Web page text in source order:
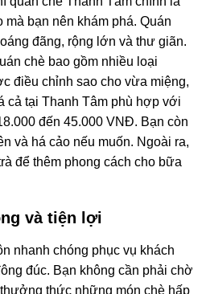
bạn nên khám phá. Quán
đãng, rộng lớn và thư giãn.
chè bao gồm nhiều loại
điều chỉnh sao cho vừa miệng,
cả tại Thanh Tâm phù hợp với
đến 45.000 VNĐ. Bạn còn
và há cảo nếu muốn. Ngoài ra,
để thêm phong cách cho bữa
và tiện lợi
nhanh chóng phục vụ khách
đúc. Bạn không cần phải chờ
thức những món chè hấp